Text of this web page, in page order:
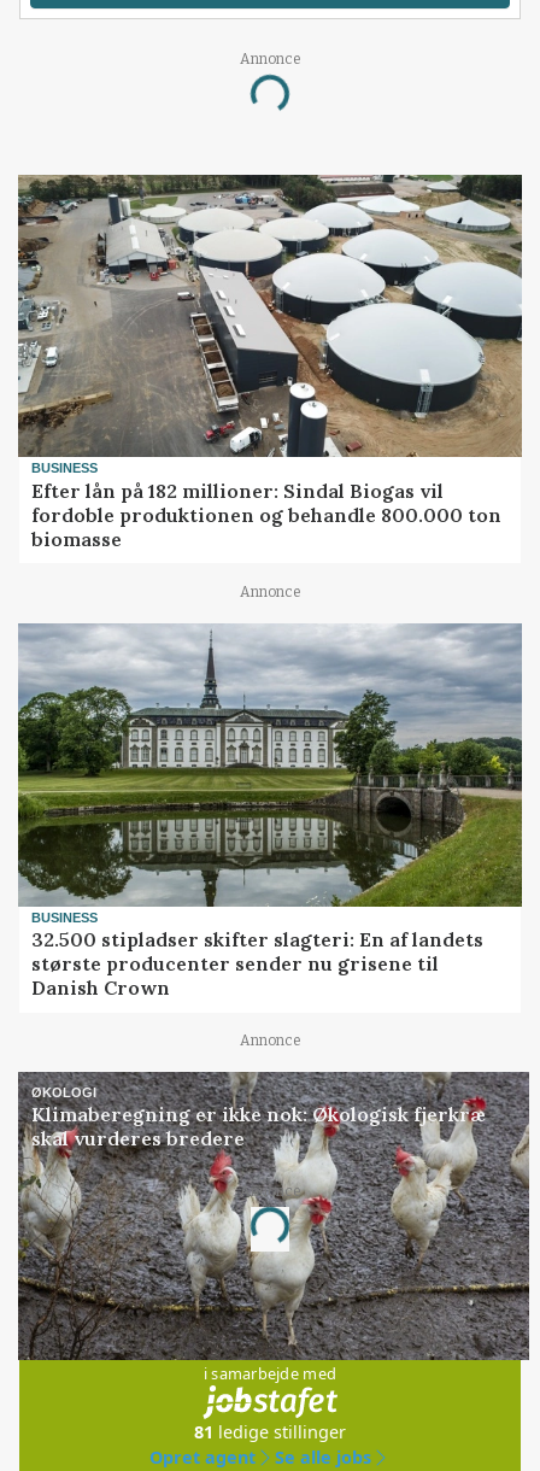
Annonce
Loading...
BUSINESS
Efter lån på 182 millioner: Sindal Biogas vil
fordoble produktionen og behandle 800.000 ton
biomasse
Annonce
BUSINESS
32.500 stipladser skifter slagteri: En af landets
største producenter sender nu grisene til
Danish Crown
Annonce
ØKOLOGI
Klimaberegning er ikke nok: Økologisk fjerkræ
skal vurderes bredere
Annonce
Loading...
Jobs
i samarbejde med
81 ledige stillinger
Opret agent
Se alle jobs